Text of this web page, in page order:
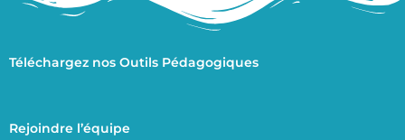
Téléchargez nos Outils Pédagogiques
Rejoindre l’équipe